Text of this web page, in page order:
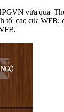
vừa qua.
cao của